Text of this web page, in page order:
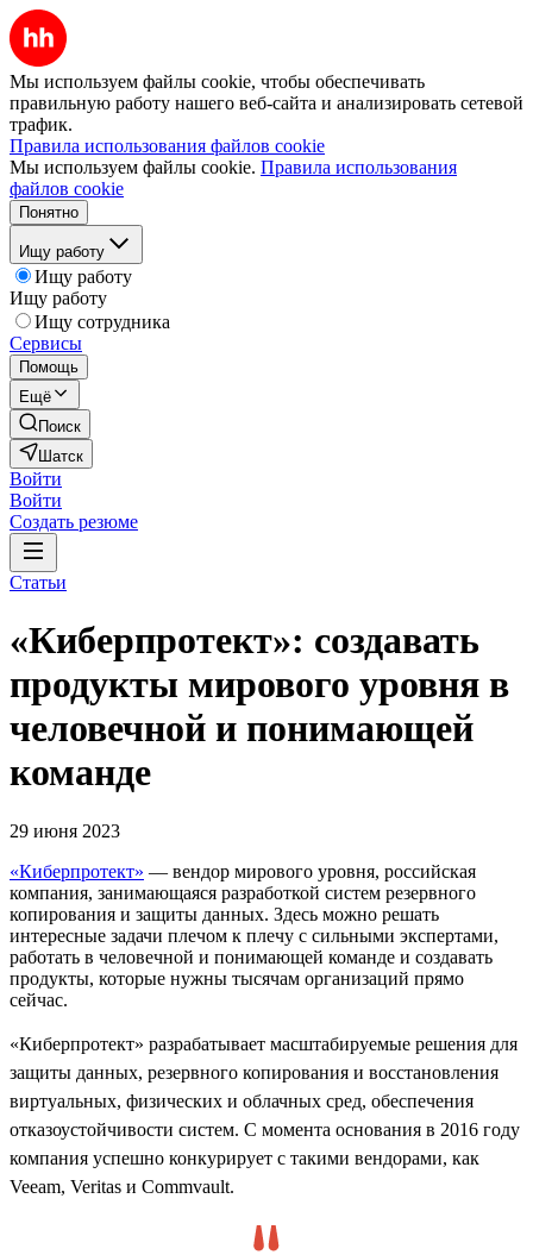
Мы используем файлы cookie, чтобы обеспечивать
правильную работу нашего веб-сайта и анализировать сетевой
трафик.
Правила использования файлов cookie
Мы используем файлы cookie. Правила использования
файлов cookie
Понятно
Ищу работу
Ищу работу
Ищу работу
Ищу сотрудника
Сервисы
Помощь
Ещё
Поиск
Шатск
Войти
Войти
Создать резюме
Статьи
«Киберпротект»: создавать
продукты мирового уровня в
человечной и понимающей
команде
29 июня 2023
«Киберпротект» — вендор мирового уровня, российская
компания, занимающаяся разработкой систем резервного
копирования и защиты данных. Здесь можно решать
интересные задачи плечом к плечу с сильными экспертами,
работать в человечной и понимающей команде и создавать
продукты, которые нужны тысячам организаций прямо
сейчас.
«Киберпротект» разрабатывает масштабируемые решения для
защиты данных, резервного копирования и восстановления
виртуальных, физических и облачных сред, обеспечения
отказоустойчивости систем. С момента основания в 2016 году
компания успешно конкурирует с такими вендорами, как
Veeam, Veritas и Commvault.